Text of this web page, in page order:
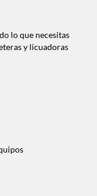
lo que necesitas
y licuadoras